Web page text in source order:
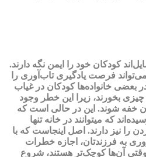
کودکان خود را ایمن نگه دارند.
فرصت یادگیری تاب‌آوری را
بعضی خانواده‌ها کودکان در غیاب
چیزی بخورند، زیرا این خطر وجود
خفه شوند. این در حالی است که
وقتی کودکان به سنی رسیده‌اند که می‎توانند در خانه تنها
را نیز دارند. اصل اینجاست که با
به فرزندتان، اجازه خطرات
آن‌ها کوچک‌تر هستند، شروع